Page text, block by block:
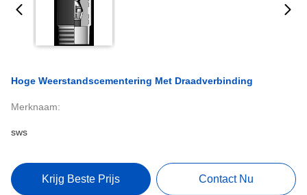
Hoge Weerstandscementering Met Draadverbinding
Merknaam:
sws
Krijg Beste Prijs Contact Nu